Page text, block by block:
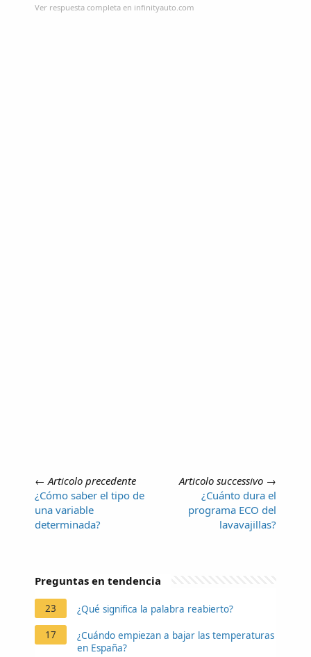
Ver respuesta completa en infinityauto.com
← Articolo precedente
¿Cómo saber el tipo de
una variable
determinada?
Articolo successivo →
¿Cuánto dura el
programa ECO del
lavavajillas?
Preguntas en tendencia
23 ¿Qué significa la palabra reabierto?
17
¿Cuándo empiezan a bajar las temperaturas
en España?